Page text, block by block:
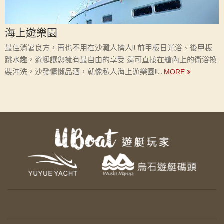
海上遊樂園
最佳消暑良方，再也不用在沙灘人擠人!! 前甲板日光浴、後甲板
跳水趣，遊艇讓您擁有最自由的享受 還可直接在艙內上的衛浴換
裝沖洗，沙發慵懶品酒，就像私人海上遊樂園!!...